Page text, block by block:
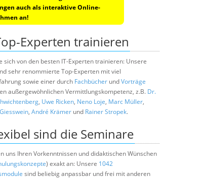
auch als interaktive Online-
an!
Experten trainieren
sich von den besten IT-Experten trainieren: Unsere
sehr renommierte Top-Experten mit viel
sowie einer durch Fachbücher undVorträge
außergewöhnlichen Vermittlungskompetenz, z.B. Dr.
, Uwe Ricken, Neno Loje, Marc Müller,
, André Krämer und Rainer Stropek.
sind die Seminare
uns Ihren Vorkenntnissen und didaktischen Wünschen
) exakt an: Unsere 1042
sind beliebig anpassbar und frei mit anderen